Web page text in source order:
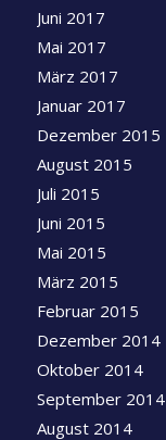
Juni 2017
Mai 2017
März 2017
Januar 2017
Dezember 2015
August 2015
Juli 2015
Juni 2015
Mai 2015
März 2015
Februar 2015
Dezember 2014
Oktober 2014
September 2014
August 2014